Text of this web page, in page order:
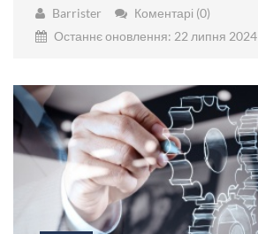
Barrister
Коментарі (0)
Останнє оновлення: 22 липня 2024